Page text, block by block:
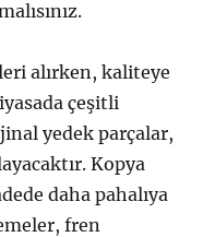
alırken, kaliteye
çeşitli
yedek parçalar,
Kopya
daha pahalıya
fren